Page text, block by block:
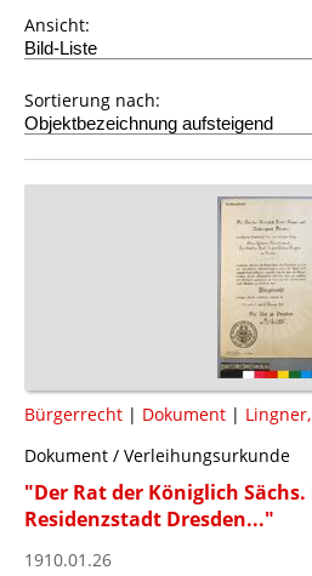
Ansicht:
Sortierung nach:
Bürgerrecht | Dokument |
Dokument / Verleihungsurkunde
"Der Rat der Königlich
Residenzstadt Dresden..."
1910.01.26